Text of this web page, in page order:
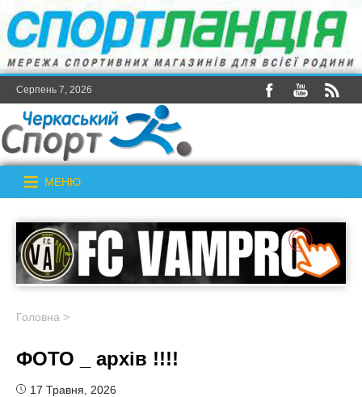
Серпень 7, 2026
МЕНЮ
Головна >
ФОТО _ архів !!!!
17 Травня, 2026